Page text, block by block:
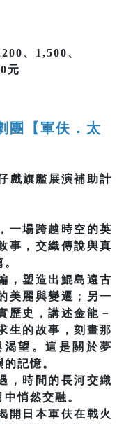
、1,500、
元
團【軍伕．太
戲旗艦展演補助計
一場跨越時空的英
事，交織傳說與真
，塑造出鯤島遠古
美麗與變遷；另一
歷史，講述金龍－
生的故事，刻畫那
望。這是關於夢
記憶。
，時間的長河交織
悄然交融。
開日本軍伕在戰火